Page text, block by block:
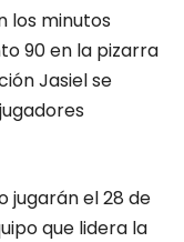
los minutos
90 en la pizarra
Jasiel se
jugarán el 28 de
que lidera la